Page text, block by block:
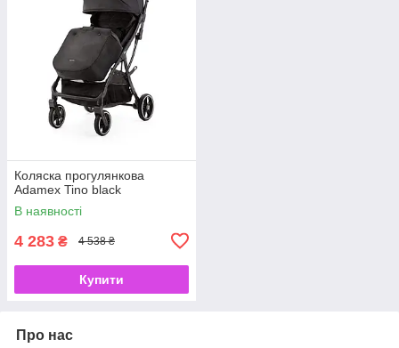
Коляска прогулянкова
Adamex Tino black
В наявності
4 283 ₴ 4 538 ₴
Купити
Про нас